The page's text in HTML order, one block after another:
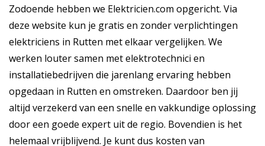
Zodoende hebben we Elektricien.com opgericht. Via
deze website kun je gratis en zonder verplichtingen
elektriciens in Rutten met elkaar vergelijken. We
werken louter samen met elektrotechnici en
installatiebedrijven die jarenlang ervaring hebben
opgedaan in Rutten en omstreken. Daardoor ben jij
altijd verzekerd van een snelle en vakkundige oplossing
door een goede expert uit de regio. Bovendien is het
helemaal vrijblijvend. Je kunt dus kosten van